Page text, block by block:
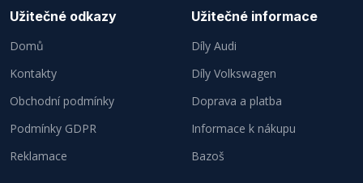
Užitečné odkazy
Domů
Kontakty
Obchodní podmínky
Podmínky GDPR
Reklamace
Užitečné informace
Díly Audi
Díly Volkswagen
Doprava a platba
Informace k nákupu
Bazoš